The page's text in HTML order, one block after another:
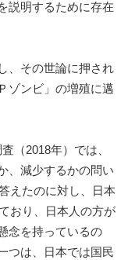
説明するために存在
、その世論に押され
ゾンビ」の増殖に邁
（2018年）では、
、減少するかの問い
えたのに対し、日本
おり、日本人の方が
念を持っているの
つは、日本では国民